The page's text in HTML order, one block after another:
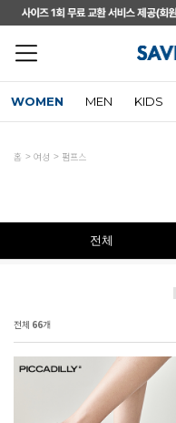
WOMEN MEN KIDS
홈 여성 펌프스
전체
전체 66개